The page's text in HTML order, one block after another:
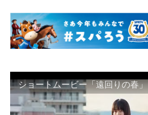
ショートムービー「遠回りの春」